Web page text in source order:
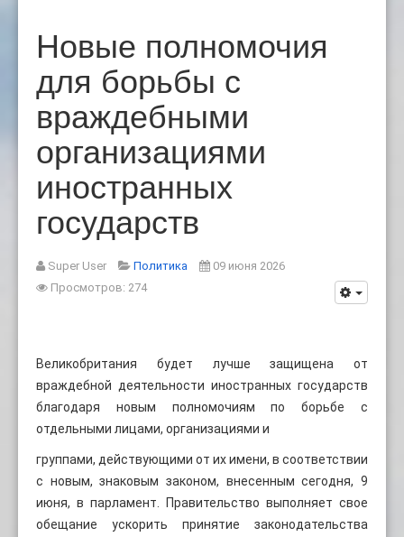
Новые полномочия
для борьбы с
враждебными
организациями
иностранных
государств
Super User Политика
09 июня 2026
Просмотров: 274
Великобритания будет лучше защищена от
враждебной деятельности иностранных государств
благодаря новым полномочиям по борьбе с
отдельными лицами, организациями и
группами, действующими от их имени, в соответствии
с новым, знаковым законом, внесенным сегодня, 9
июня, в парламент. Правительство выполняет свое
обещание ускорить принятие законодательства